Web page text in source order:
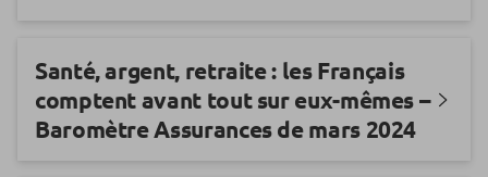
Santé, argent, retraite : les Français
comptent avant tout sur eux-mêmes –
Baromètre Assurances de mars 2024